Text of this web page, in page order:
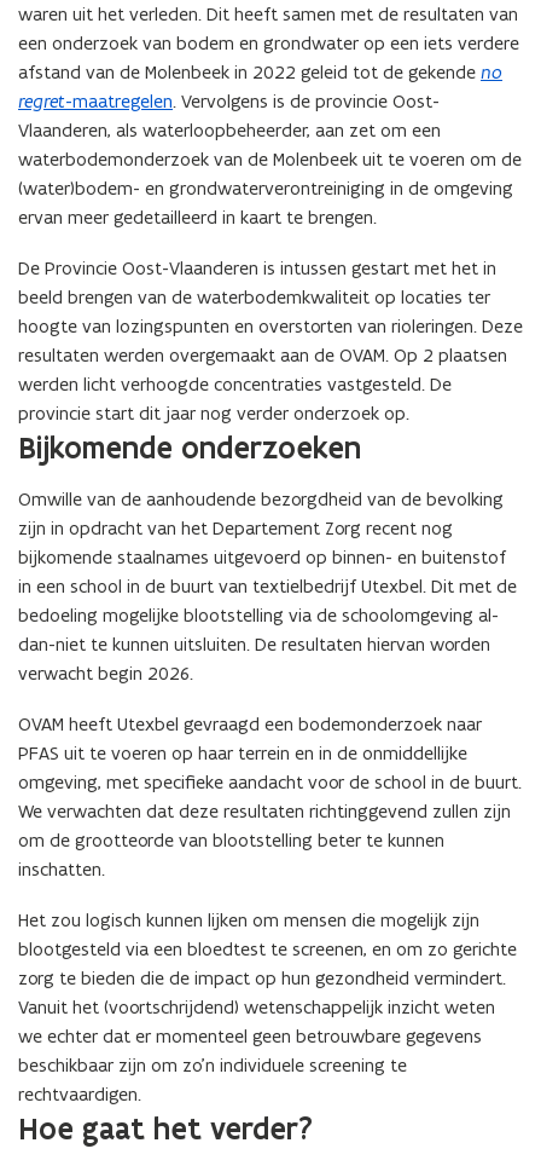
waren uit het verleden. Dit heeft samen met de resultaten van
een onderzoek van bodem en grondwater op een iets verdere
afstand van de Molenbeek in 2022 geleid tot de gekende no
regret-maatregelen. Vervolgens is de provincie Oost-
Vlaanderen, als waterloopbeheerder, aan zet om een
waterbodemonderzoek van de Molenbeek uit te voeren om de
(water)bodem- en grondwaterverontreiniging in de omgeving
ervan meer gedetailleerd in kaart te brengen.
De Provincie Oost-Vlaanderen is intussen gestart met het in
beeld brengen van de waterbodemkwaliteit op locaties ter
hoogte van lozingspunten en overstorten van rioleringen. Deze
resultaten werden overgemaakt aan de OVAM. Op 2 plaatsen
werden licht verhoogde concentraties vastgesteld. De
provincie start dit jaar nog verder onderzoek op.
Bijkomende onderzoeken
Omwille van de aanhoudende bezorgdheid van de bevolking
zijn in opdracht van het Departement Zorg recent nog
bijkomende staalnames uitgevoerd op binnen- en buitenstof
in een school in de buurt van textielbedrijf Utexbel. Dit met de
bedoeling mogelijke blootstelling via de schoolomgeving al-
dan-niet te kunnen uitsluiten. De resultaten hiervan worden
verwacht begin 2026.
OVAM heeft Utexbel gevraagd een bodemonderzoek naar
PFAS uit te voeren op haar terrein en in de onmiddellijke
omgeving, met specifieke aandacht voor de school in de buurt.
We verwachten dat deze resultaten richtinggevend zullen zijn
om de grootteorde van blootstelling beter te kunnen
inschatten.
Het zou logisch kunnen lijken om mensen die mogelijk zijn
blootgesteld via een bloedtest te screenen, en om zo gerichte
zorg te bieden die de impact op hun gezondheid vermindert.
Vanuit het (voortschrijdend) wetenschappelijk inzicht weten
we echter dat er momenteel geen betrouwbare gegevens
beschikbaar zijn om zo’n individuele screening te
rechtvaardigen.
Hoe gaat het verder?